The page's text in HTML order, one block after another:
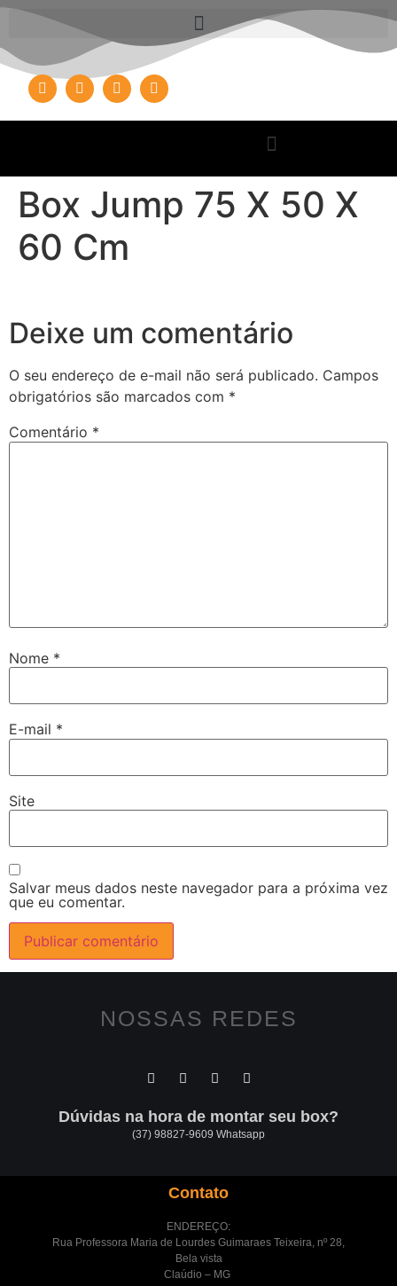
Box Jump 75 X 50 X
60 Cm
Deixe um comentário
O seu endereço de e-mail não será publicado. Campos
obrigatórios são marcados com *
Comentário *
Nome *
E-mail *
Site
Salvar meus dados neste navegador para a próxima vez
que eu comentar.
NOSSAS REDES
Dúvidas na hora de montar seu box?
(37) 98827-9609 Whatsapp
Contato
ENDEREÇO:
Rua Professora Maria de Lourdes Guimaraes Teixeira, nº 28,
Bela vista
Claúdio – MG